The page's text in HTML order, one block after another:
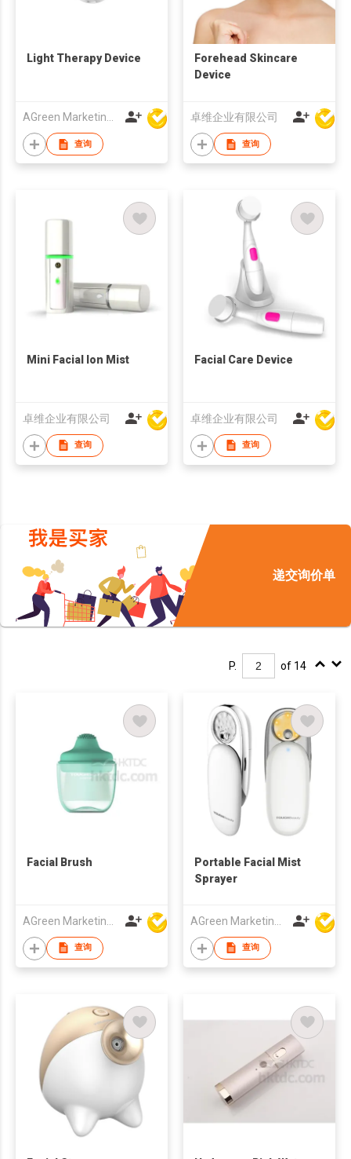
Light Therapy Device
AGreen Marketing Limited
查询
Forehead Skincare
Device
卓维企业有限公司
查询
Mini Facial Ion Mist
卓维企业有限公司
查询
Facial Care Device
卓维企业有限公司
查询
递交询价单
P. of 14
Facial Brush
查询
Portable Facial Mist
Sprayer
查询